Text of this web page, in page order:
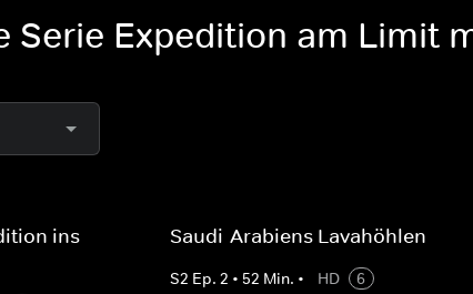
Serie Expedition am Limit
ins
Saudi-Arabiens Lavahöhlen
S2 Ep.2 • 52 Min. • HD
6